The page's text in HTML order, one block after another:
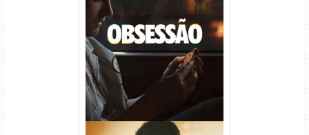
Obsessão Torrent (2026)
WEB-DL 1080p/4K Dual
Áudio